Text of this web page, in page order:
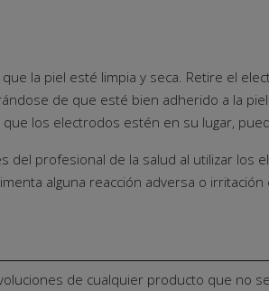
la piel esté limpia y seca. Retire el
de que esté bien adherido a la
los electrodos estén en su lugar,
profesional de la salud al utilizar los
alguna reacción adversa o
de cualquier producto que no